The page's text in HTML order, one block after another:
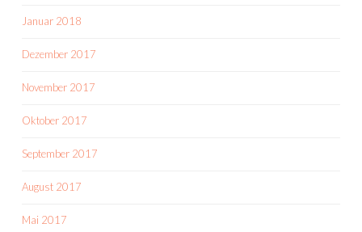
Januar 2018
Dezember 2017
November 2017
Oktober 2017
September 2017
August 2017
Mai 2017